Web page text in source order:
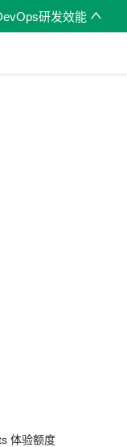
研发效能
体验额度